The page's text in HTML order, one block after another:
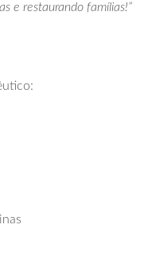
e restaurando famílias!”